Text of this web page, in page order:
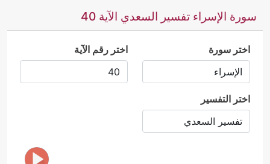
سورة الإسراء تفسير السعدي الآية 40
اختر سورة اختر رقم الآية
اختر التفسير